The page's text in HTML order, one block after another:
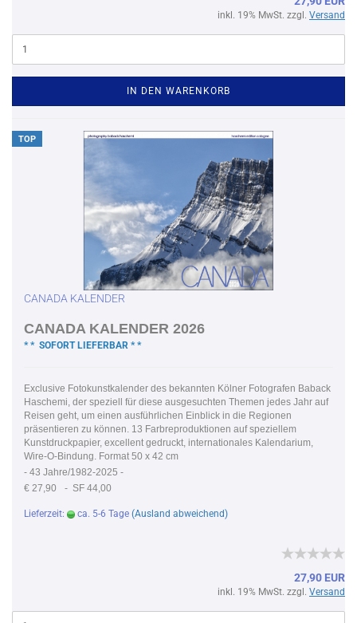
inkl. 19% MwSt. zzgl. Versand
IN DEN WARENKORB
TOP
CANADA KALENDER
CANADA KALENDER 2026
* * SOFORT LIEFERBAR * *
Exclusive Fotokunstkalender des bekannten Kölner Fotografen Baback
Haschemi, der speziell für diese ausgesuchten Themen jedes Jahr auf
Reisen geht, um einen ausführlichen Einblick in die Regionen
präsentieren zu können. 13 Farbreproduktionen auf speziellem
Kunstdruckpapier, excellent gedruckt, internationales Kalendarium,
Wire-O-Bindung. Format 50 x 42 cm
- 43 Jahre/1982-2025 -
€ 27,90
- SF 44,00
Lieferzeit: ca. 5-6 Tage (Ausland abweichend)
27,90 EUR
inkl. 19% MwSt. zzgl. Versand